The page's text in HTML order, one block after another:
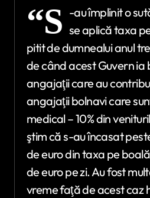
“S -au împlinit o
se aplică taxa
pitit de dumnealui anul
de când acest Guvern ia
angajaţii care au
angajaţii bolnavi care
medical – 10% din
ştim că s-au încasat
de euro din taxa pe
de euro pe zi. Au fost
vreme faţă de acest caz